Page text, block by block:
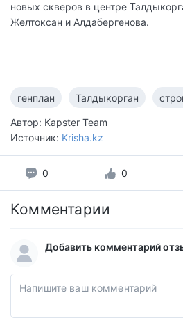
новых скверов в центре
Желтоксан и Алдабергенова.
генплан Талдыкорган
Автор: Kapster Team
Источник: Krisha.kz
0 0
Комментарии
Добавить комментарий